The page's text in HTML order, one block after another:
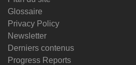
Glossaire
Privacy Policy
Newsletter
Derniers contenus
Progress Reports